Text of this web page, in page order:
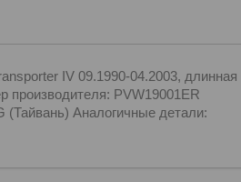
IV 09.1990-04.2003, длинная
производителя: PVW19001ER
Аналогичные детали: